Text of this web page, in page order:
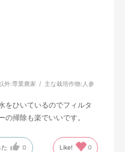
外:専業農家 主な栽培作物: 人参
をひいているのでフィルタ
掃除も楽でいいです。
0 Like! 0